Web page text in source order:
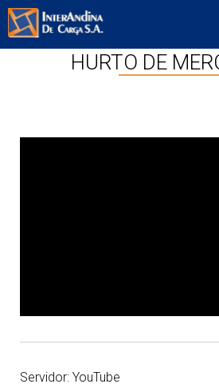
Ver Video:
HURTO DE
Servidor: YouTube